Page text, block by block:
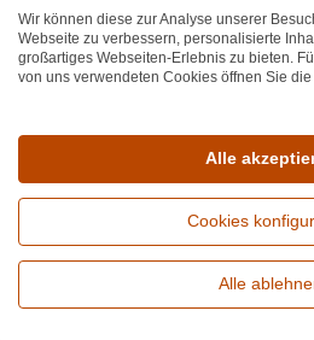
*Alle Preise inkl. MwST zzgl.
Copyright © 2010 - 2026
Erweiterte
Wir können diese zur Analyse unserer
Webseite zu verbessern, personalisierte
großartiges Webseiten-Erlebnis zu bieten.
von uns verwendeten Cookies öffnen Sie
Alle
Cookies
Alle